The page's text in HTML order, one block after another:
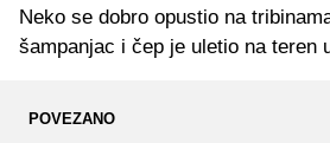
Neko se dobro opustio na
šampanjac i čep je uletio na teren
POVEZANO